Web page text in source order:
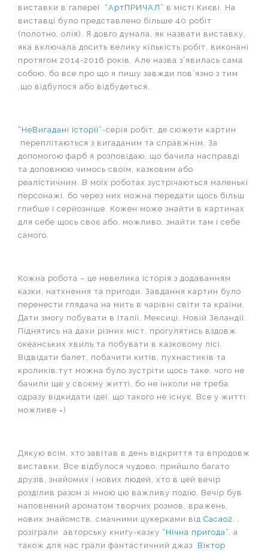
виставки в галереї “АртПРИЧАЛ” в місті Києві. На
виставці було представлено більше 40 робіт
(полотно, олія). Я довго думала, як назвати виставку,
яка включала досить велику кількість робіт, виконані
протягом 2014-2016 років. Але назва з’явилась сама
собою, бо все про що я пишу завжди пов’язно з тим
,що відбулося або відбудеться.
“НеВигадані історії” -серія робіт, де сюжети картин
переплітаються з вигаданим та справжнім. За
допомогою фарб я розповідаю, що бачила насправді
та доповнюю чимось своїм, казковим або
реалістичним. В моїх роботах зустрічаються маленькі
персонажі, бо через них можна передати щось більш
глибше і серйозніше. Кожен може знайти в картинах
для себе щось своє або, можливо, знайти там і себе
самого.
Кожна робота – це невелика історія з додаванням
казки, натхнення та пригоди. Завдання картин було
перенести глядача на мить в чарівні світи та країни.
Дати змогу побувати в Італії, Мексиці, Новій Зеландії.
Піднятись на дахи різних міст, прогулятись вздовж
океанських хвиль та побувати в казковому лісі.
Відвідати балет, побачити китів, пухнастиків та
кроликів.тут можна було зустріти щось таке, чого не
бачили ще у своєму житті, бо не інколи не треба
одразу відкидати ідеї, що такого не існує. Все у житті
можливе =)
Дякую всім, хто завітав в день відкриття та впродовж
виставки. Все відбулося чудово, прийшло багато
друзів, знайомих і нових людей, хто в цей вечір
розділив разом зі мною цю важливу подію. Вечір був
наповнений ароматом творчих розмов, вражень,
нових знайомств, смачними цукерками від Cacao2
,
розіграли авторську книгу-казку “Нічна пригода”, а
також для нас грали фантастичний джаз Віктор